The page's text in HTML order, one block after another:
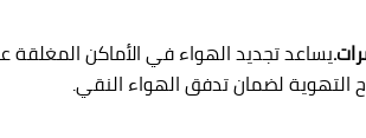
يساعد تجديد الهواء في الأماكن المغلقة
التهوية لضمان تدفق الهواء النقي.